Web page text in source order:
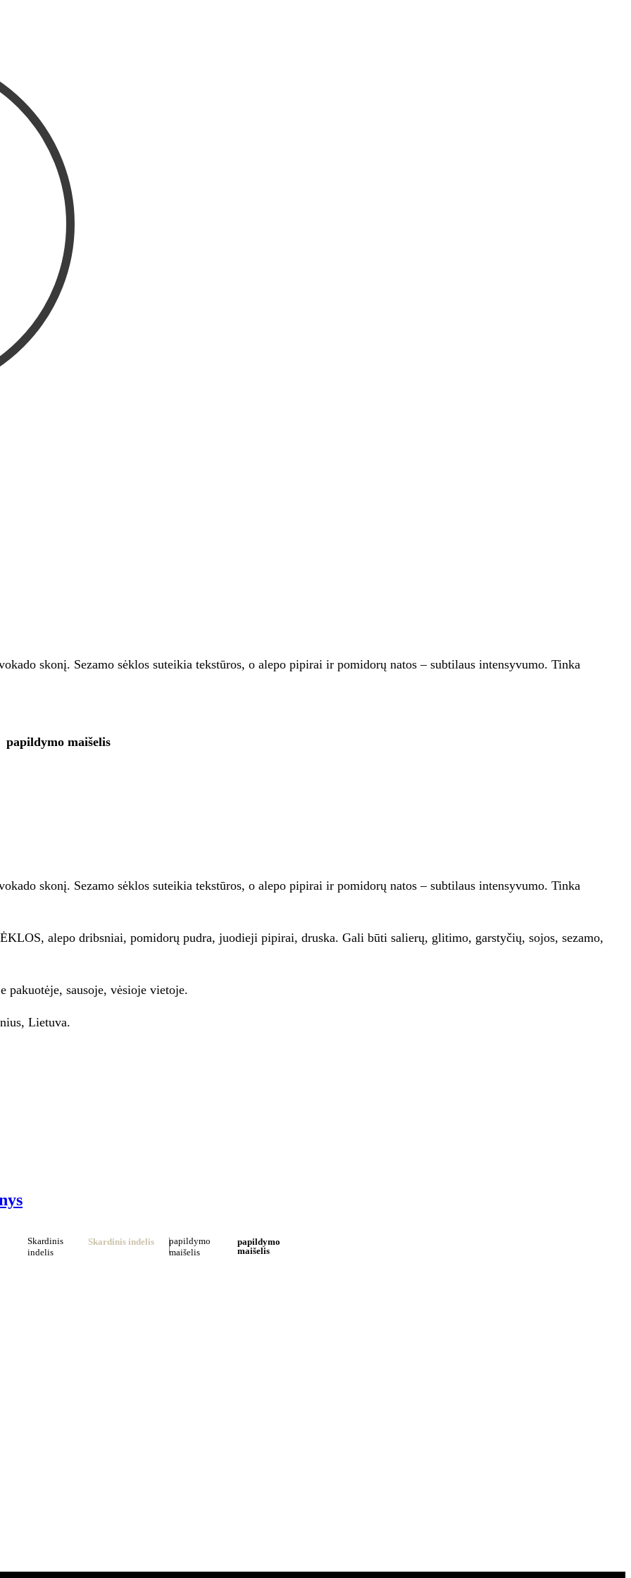
skonį. Sezamo sėklos suteikia tekstūros, o alepo pipirai ir pomidorų natos – subtilaus intensyvumo. Tinka
papildymo maišelis
skonį. Sezamo sėklos suteikia tekstūros, o alepo pipirai ir pomidorų natos – subtilaus intensyvumo. Tinka
alepo dribsniai, pomidorų pudra, juodieji pipirai, druska. Gali būti salierų, glitimo, garstyčių, sojos, sezamo,
sausoje, vėsioje vietoje.
Lietuva.
Skardinis
indelis
Skardinis indelis
papildymo
maišelis
papildymo
maišelis